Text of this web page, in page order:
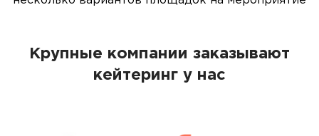
Крупные компании заказывают
кейтеринг у нас